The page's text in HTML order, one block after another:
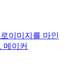
이미지를 마인
메이커